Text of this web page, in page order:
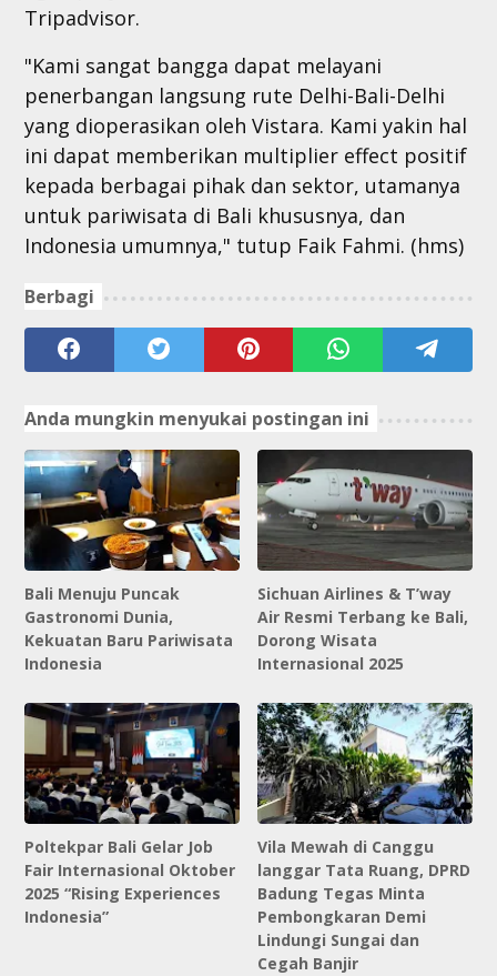
Tripadvisor.
"Kami sangat bangga dapat melayani
penerbangan langsung rute Delhi-Bali-Delhi
yang dioperasikan oleh Vistara. Kami yakin hal
ini dapat memberikan multiplier effect positif
kepada berbagai pihak dan sektor, utamanya
untuk pariwisata di Bali khususnya, dan
Indonesia umumnya," tutup Faik Fahmi. (hms)
Berbagi
Anda mungkin menyukai postingan ini
Bali Menuju Puncak
Gastronomi Dunia,
Kekuatan Baru Pariwisata
Indonesia
Sichuan Airlines & T’way
Air Resmi Terbang ke Bali,
Dorong Wisata
Internasional 2025
Poltekpar Bali Gelar Job
Fair Internasional Oktober
2025 “Rising Experiences
Indonesia”
Vila Mewah di Canggu
langgar Tata Ruang, DPRD
Badung Tegas Minta
Pembongkaran Demi
Lindungi Sungai dan
Cegah Banjir